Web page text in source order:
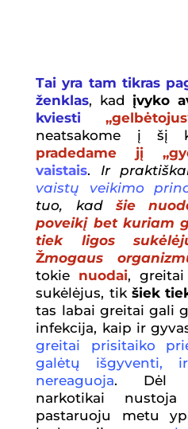
Tai yra tam tikras
ženklas, kad įvyko
kviesti
neatsakome į šį
pradedame jį
vaistais. Ir
vaistų veikimo
tuo, kad šie
poveikį bet kuriam
tiek ligos
Žmogaus
tokie nuodai,
sukėlėjus, tik šiek
tas labai greitai gali
infekcija, kaip ir
greitai prisitaiko
galėtų išgyventi,
nereaguoja. Dėl
narkotikai
pastaruoju metu